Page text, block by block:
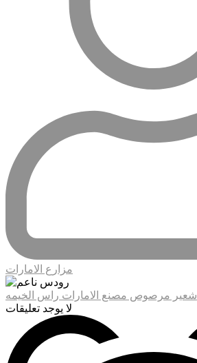
مزارع الامارات
شعير مرصوص مصنع الامارات راس الخيمه
لا يوجد تعليقات